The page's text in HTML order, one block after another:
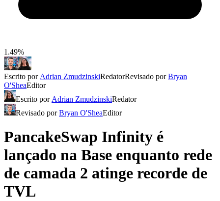
1.49%
Escrito por Adrian ZmudzinskiRedatorRevisado porBryan
O'SheaEditor
Escrito por Adrian ZmudzinskiRedator
Revisado porBryan O'SheaEditor
PancakeSwap Infinity é
lançado na Base enquanto rede
de camada 2 atinge recorde de
TVL